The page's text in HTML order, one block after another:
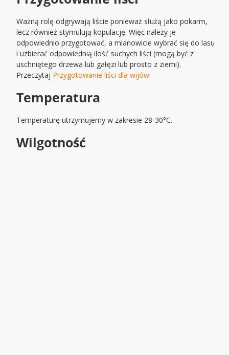
Ważną rolę odgrywają liście ponieważ służą jako pokarm,
lecz również stymulują kopulację. Więc należy je
odpowiednio przygotować, a mianowicie wybrać się do lasu
i uzbierać odpowiednią ilość suchych liści (mogą być z
uschniętego drzewa lub gałęzi lub prosto z ziemi).
Przeczytaj Przygotowanie liści dla wijów.
Temperatura
Temperaturę utrzymujemy w zakresie 28-30°C.
Wilgotność